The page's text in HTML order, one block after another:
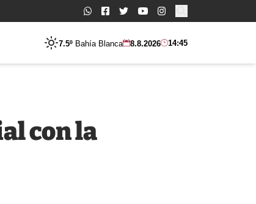
Buscar:
7.5º Bahía Blanca 8.8.2026 14:45
con la